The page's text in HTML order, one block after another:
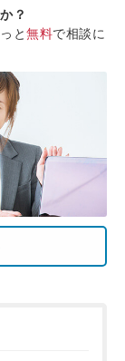
？
と無料で相談に